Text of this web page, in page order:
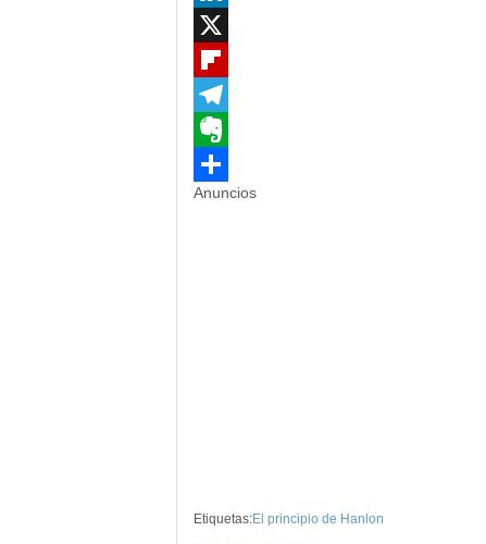
LinkedIn
Flipboard
Telegram
Evernote
Compartir
Anuncios
Etiquetas:El principio de Hanlon